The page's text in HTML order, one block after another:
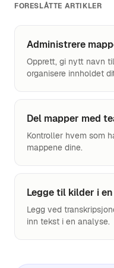
FORESLÅTTE ARTIKLER
Administrere
Opprett, gi nytt navn
organisere innholdet
Del mapper med
Kontroller hvem som
mappene dine.
Legge til kilder i
Legg ved
inn tekst i en analyse.